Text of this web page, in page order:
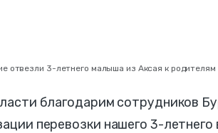
отвезли 3-летнего малыша из Аксая к родителям
благодарим сотрудников
перевозки нашего 3-летнего